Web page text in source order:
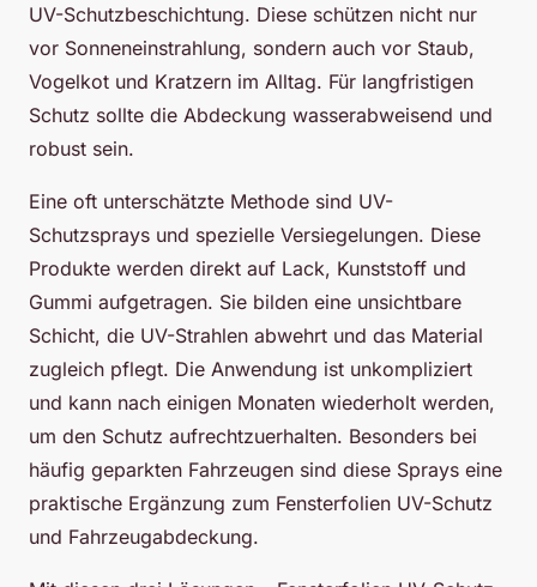
UV-Schutzbeschichtung. Diese schützen nicht nur
vor Sonneneinstrahlung, sondern auch vor Staub,
Vogelkot und Kratzern im Alltag. Für langfristigen
Schutz sollte die Abdeckung wasserabweisend und
robust sein.
Eine oft unterschätzte Methode sind UV-
Schutzsprays und spezielle Versiegelungen. Diese
Produkte werden direkt auf Lack, Kunststoff und
Gummi aufgetragen. Sie bilden eine unsichtbare
Schicht, die UV-Strahlen abwehrt und das Material
zugleich pflegt. Die Anwendung ist unkompliziert
und kann nach einigen Monaten wiederholt werden,
um den Schutz aufrechtzuerhalten. Besonders bei
häufig geparkten Fahrzeugen sind diese Sprays eine
praktische Ergänzung zum Fensterfolien UV-Schutz
und Fahrzeugabdeckung.